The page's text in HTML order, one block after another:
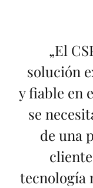
„El
solución
y fiable en
se
de una
tecnología